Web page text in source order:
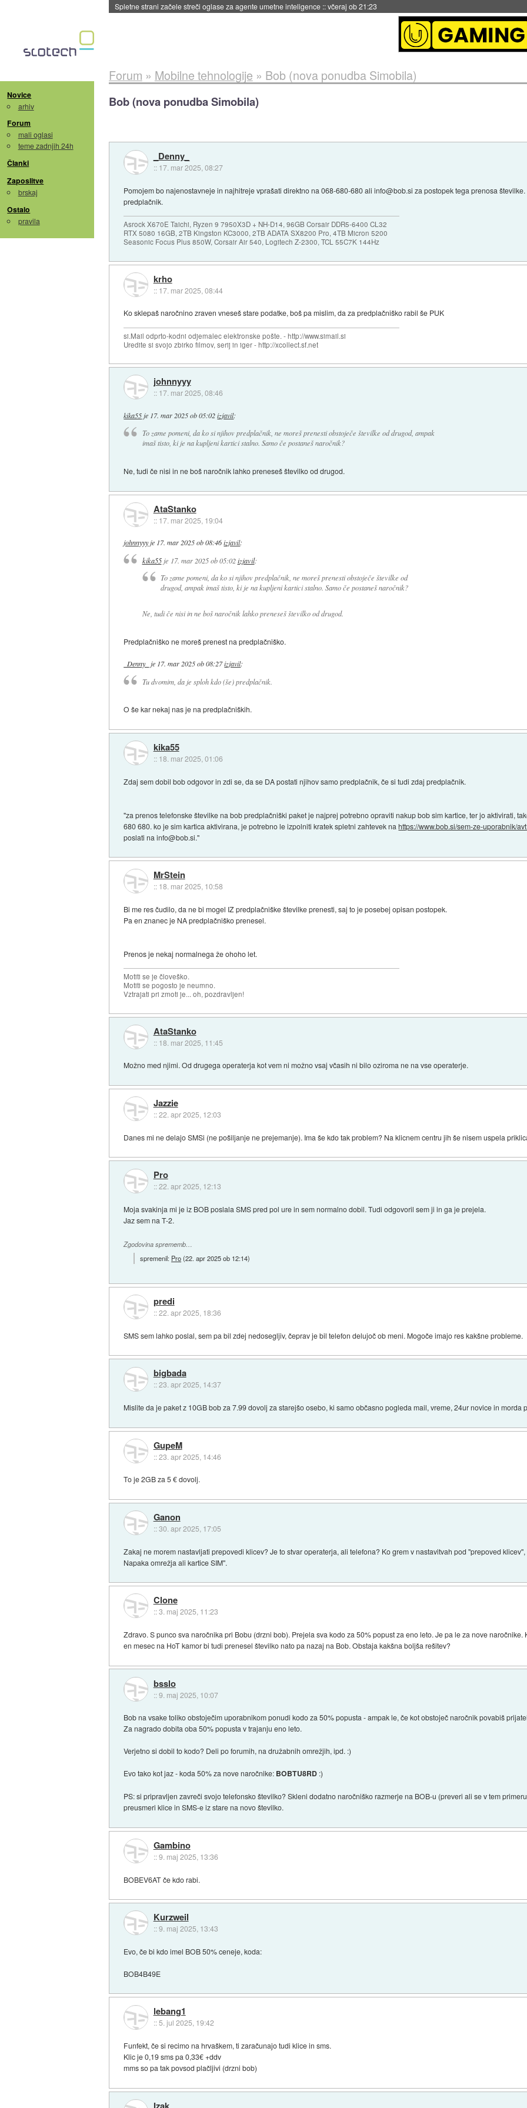
Spletne strani začele streči oglase za agente umetne inteligence ::včeraj ob 21:23
Novice
arhiv
Forum
mali oglasi
teme zadnjih 24h
Članki
Zaposlitve
brskaj
Ostalo
pravila
Forum » Mobilne tehnologije » Bob (nova ponudba Simobila)
Bob (nova ponudba Simobila)
_Denny_
:: 17. mar 2025, 08:27
Pomojem bo najenostavneje in najhitreje vprašati direktno na 068-680-680 ali info@bob.si za postopek tega prenosa
predplačnik.
Asrock X670E Taichi, Ryzen 9 7950X3D + NH-D14, 96GB Corsair DDR5-6400 CL32
RTX 5080 16GB, 2TB Kingston KC3000, 2TB ADATA SX8200 Pro, 4TB Micron 5200
Seasonic Focus Plus 850W, Corsair Air 540, Logitech Z-2300, TCL 55C7K 144Hz
krho
:: 17. mar 2025, 08:44
Ko sklepaš naročnino zraven vneseš stare podatke, boš pa mislim, da za predplačniško rabil še PUK
si.Mail odprto-kodni odjemalec elektronske pošte. - http://www.simail.si
Uredite si svojo zbirko filmov, serij in iger - http://xcollect.sf.net
johnnyyy
:: 17. mar 2025, 08:46
kika55 je 17. mar 2025 ob 05:02 izjavil:
To zame pomeni, da ko si njihov predplačnik, ne moreš prenesti obstoječe številke od drugod, ampak
imaš tisto, ki je na kupljeni kartici stalno. Samo če postaneš naročnik?
Ne, tudi če nisi in ne boš naročnik lahko preneseš številko od drugod.
AtaStanko
:: 17. mar 2025, 19:04
johnnyyyje 17. mar 2025 ob 08:46 izjavil:
kika55je 17. mar 2025 ob 05:02 izjavil:
To zame pomeni, da ko si njihov predplačnik, ne moreš prenesti obstoječe številke od
drugod, ampak imaš tisto, ki je na kupljeni kartici stalno. Samo če postaneš naročnik?
Ne, tudi če nisi in ne boš naročnik lahko preneseš številko od drugod.
Predplačniško ne moreš prenest na predplačniško.
_Denny_ je 17. mar 2025 ob 08:27izjavil:
Tu dvomim, da je sploh kdo (še) predplačnik.
O še kar nekaj nas je na predplačniških.
kika55
:: 18. mar 2025, 01:06
Zdaj sem dobil bob odgovor in zdi se, da se DA postati njihov samo predplačnik, če si tudi zdaj predplačnik.
"za prenos telefonske številke na bob predplačniški paket je najprej potrebno opraviti nakup bob sim kartice, ter jo aktivirati,
680 680. ko je sim kartica aktivirana, je potrebno le izpolniti kratek spletni zahtevek nahttps://www.bob.si/sem-ze-uporabnik/
poslati na info@bob.si."
MrStein
:: 18. mar 2025, 10:58
Bi me res čudilo, da ne bi mogel IZ predplačniške številke prenesti, saj to je posebej opisan postopek.
Pa en znanec je NA predplačniško prenesel.
Prenos je nekaj normalnega že ohoho let.
Motiti se je človeško.
Motiti se pogosto je neumno.
Vztrajati pri zmoti je... oh, pozdravljen!
AtaStanko
:: 18. mar 2025, 11:45
Možno med njimi. Od drugega operaterja kot vem ni možno vsaj včasih ni bilo oziroma ne na vse operaterje.
Jazzie
::22. apr 2025, 12:03
Danes mi ne delajo SMSi (ne pošiljanje ne prejemanje). Ima še kdo tak problem? Na klicnem centru jih še nisem uspela
Pro
::22. apr 2025, 12:13
Moja svakinja mi je iz BOB poslala SMS pred pol ure in sem normalno dobil. Tudi odgovoril sem ji in ga je prejela.
Jaz sem na T-2.
Zgodovina sprememb…
spremenil: Pro(22. apr 2025 ob 12:14)
predi
::22. apr 2025, 18:36
SMS sem lahko poslal, sem pa bil zdej nedosegljiv, čeprav je bil telefon delujoč ob meni. Mogoče imajo res kakšne probleme.
bigbada
::23. apr 2025, 14:37
Mislite da je paket z 10GB bob za 7.99 dovolj za starejšo osebo, ki samo občasno pogleda mail, vreme, 24ur novice in morda
GupeM
::23. apr 2025, 14:46
To je 2GB za 5 € dovolj.
Ganon
::30. apr 2025, 17:05
Zakaj ne morem nastavljati prepovedi klicev? Je to stvar operaterja, ali telefona? Ko grem v nastavitvah pod "prepoved
Napaka omrežja ali kartice SIM".
Clone
::3. maj 2025, 11:23
Zdravo. S punco sva naročnika pri Bobu (drzni bob). Prejela sva kodo za 50% popust za eno leto. Je pa le za nove
en mesec na HoT kamor bi tudi prenesel številko nato pa nazaj na Bob. Obstaja kakšna boljša rešitev?
bsslo
::9. maj 2025, 10:07
Bob na vsake toliko obstoječim uporabnikom ponudi kodo za 50% popusta - ampak le, če kot obstoječ naročnik povabiš
Za nagrado dobita oba 50% popusta v trajanju eno leto.
Verjetno si dobil to kodo? Deli po forumih, na družabnih omrežjih, ipd. :)
Evo tako kot jaz - koda 50% za nove naročnike: BOBTU8RD :)
PS: si pripravljen zavreči svojo telefonsko številko? Skleni dodatno naročniško razmerje na BOB-u (preveri ali se v tem
preusmeri klice in SMS-e iz stare na novo številko.
Gambino
::9. maj 2025, 13:36
BOBEV6AT če kdo rabi.
Kurzweil
::9. maj 2025, 13:43
Evo, če bi kdo imel BOB 50% ceneje, koda:
BOB4B49E
lebang1
::5. jul 2025, 19:42
Funfekt, če si recimo na hrvaškem, ti zaračunajo tudi klice in sms.
Klic je 0,19 sms pa 0,33€ +ddv
mms so pa tak povsod plačljivi (drzni bob)